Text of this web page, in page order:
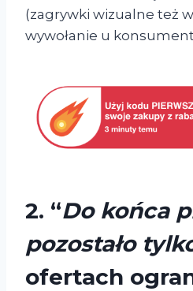
(zagrywki wizualne też
wywołanie u
2. “Do końca
pozostało
ofertach